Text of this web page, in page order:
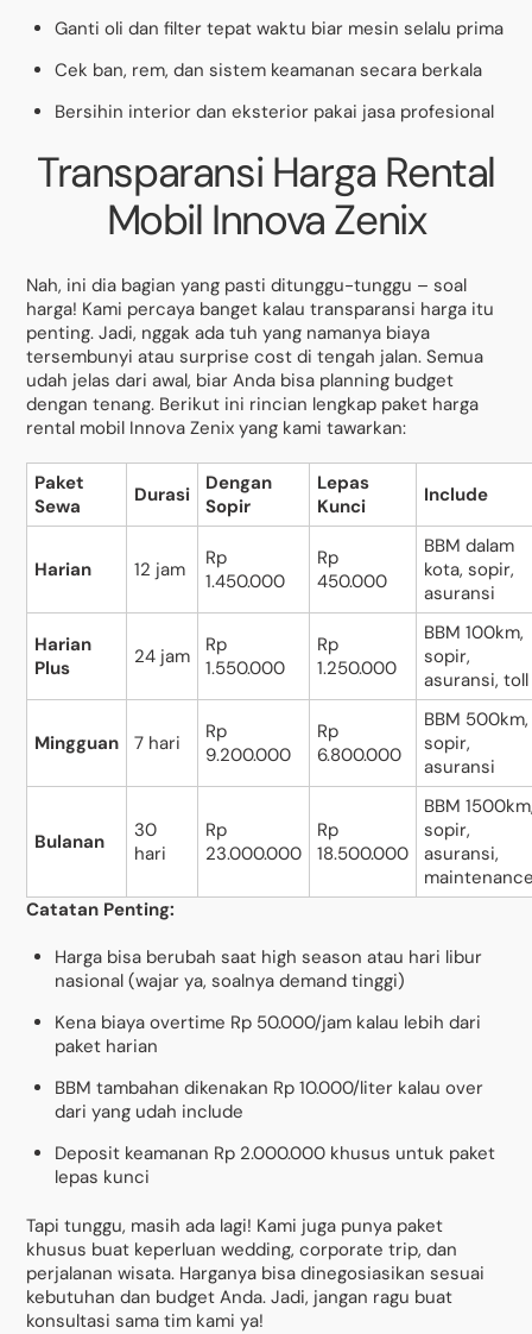
Ganti oli dan filter tepat waktu biar mesin selalu prima
Cek ban, rem, dan sistem keamanan secara berkala
Bersihin interior dan eksterior pakai jasa profesional
Transparansi Harga Rental
Mobil Innova Zenix
Nah, ini dia bagian yang pasti ditunggu-tunggu – soal
harga! Kami percaya banget kalau transparansi harga itu
penting. Jadi, nggak ada tuh yang namanya biaya
tersembunyi atau surprise cost di tengah jalan. Semua
udah jelas dari awal, biar Anda bisa planning budget
dengan tenang. Berikut ini rincian lengkap paket harga
rental mobil Innova Zenix yang kami tawarkan:
Paket
Sewa
Durasi
Dengan
Sopir
Lepas
Kunci
Include
Harian 12 jam
Rp
1.450.000
Rp
450.000
BBM dalam
kota, sopir,
asuransi
Harian
Plus
24 jam
Rp
1.550.000
Rp
1.250.000
BBM 100km,
sopir,
asuransi, toll
Mingguan 7 hari
Rp
9.200.000
Rp
6.800.000
BBM 500km,
sopir,
asuransi
Bulanan
30
hari
Rp
23.000.000
Rp
18.500.000
BBM
sopir,
asuransi,
Catatan Penting:
Harga bisa berubah saat high season atau hari libur
nasional (wajar ya, soalnya demand tinggi)
Kena biaya overtime Rp 50.000/jam kalau lebih dari
paket harian
BBM tambahan dikenakan Rp 10.000/liter kalau over
dari yang udah include
Deposit keamanan Rp 2.000.000 khusus untuk paket
lepas kunci
Tapi tunggu, masih ada lagi! Kami juga punya paket
khusus buat keperluan wedding, corporate trip, dan
perjalanan wisata. Harganya bisa dinegosiasikan sesuai
kebutuhan dan budget Anda. Jadi, jangan ragu buat
konsultasi sama tim kami ya!